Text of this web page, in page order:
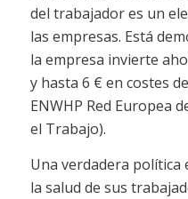
del trabajador es un
las empresas. Está
la empresa invierte
y hasta 6 € en costes
ENWHP Red Europea
el Trabajo).
Una verdadera
la salud de sus